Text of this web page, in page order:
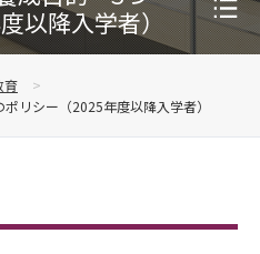
以降入学者）
育
リシー（2025年度以降入学者）